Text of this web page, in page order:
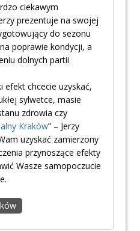
ciekawym
prezentuje na swojej
do sezonu
poprawie kondycji, a
dolnych partii
efekt chcecie uzyskać,
sylwetce, masie
zdrowia czy
Kraków” – Jerzy
uzyskać zamierzony
przynoszące efekty
Wasze samopoczucie